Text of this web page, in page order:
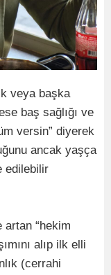
veya başka
baş sağlığı ve
versin” diyerek
ancak yaşça
edilebilir
“hekim
alıp ilk elli
(cerrahi